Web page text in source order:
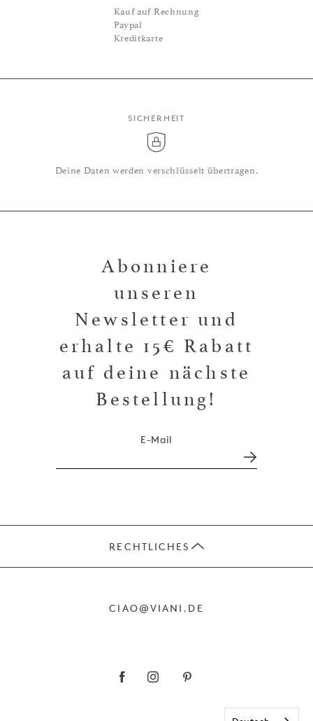
Kauf auf Rechnung
Paypal
Kreditkarte
SICHERHEIT
Deine Daten werden verschlüsselt übertragen.
Abonniere
unseren
Newsletter und
erhalte 15€ Rabatt
auf deine nächste
Bestellung!
E-Mail
RECHTLICHES
CIAO@VIANI.DE